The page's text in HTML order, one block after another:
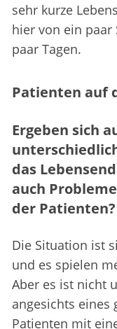
sehr kurze
hier von ein paar
paar Tagen.
Patienten auf
Ergeben sich
das
auch
der Patienten?
Die Situation ist
und es spielen
Aber es ist nicht
angesichts eines
Patienten mit